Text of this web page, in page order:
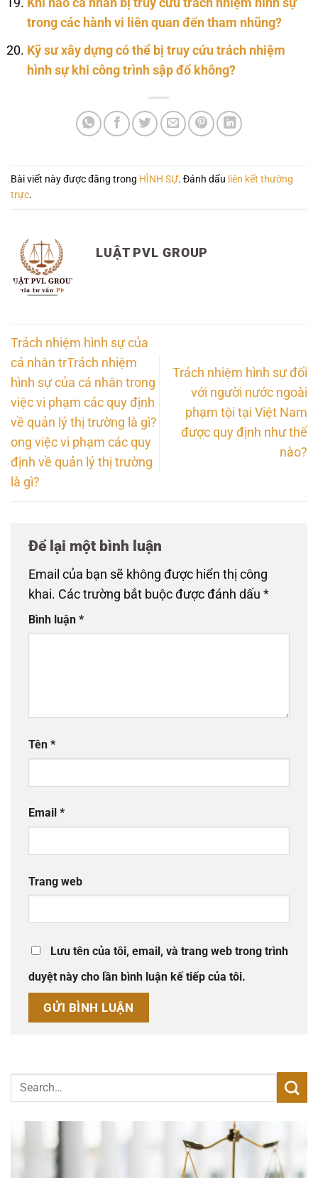
Khi nào cá nhân bị truy cứu trách nhiệm hình sự
trong các hành vi liên quan đến tham nhũng?
Kỹ sư xây dựng có thể bị truy cứu trách nhiệm
hình sự khi công trình sập đổ không?
Bài viết này được đăng trong HÌNH SỰ. Đánh dấu liên kết thường
trực.
LUẬT PVL GROUP
Trách nhiệm hình sự của
cá nhân trTrách nhiệm
hình sự của cá nhân trong
việc vi phạm các quy định
về quản lý thị trường là gì?
ong việc vi phạm các quy
định về quản lý thị trường
là gì?
Trách nhiệm hình sự đối
với người nước ngoài
phạm tội tại Việt Nam
được quy định như thế
nào?
Để lại một bình luận
Email của bạn sẽ không được hiển thị công
khai. Các trường bắt buộc được đánh dấu *
Bình luận *
Tên *
Email *
Trang web
Lưu tên của tôi, email, và trang web trong trình
duyệt này cho lần bình luận kế tiếp của tôi.